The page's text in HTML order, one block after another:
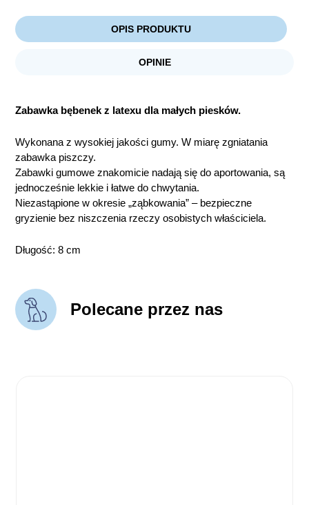
OPIS PRODUKTU
OPINIE
Zabawka bębenek z latexu dla małych piesków.
Wykonana z wysokiej jakości gumy. W miarę zgniatania
zabawka piszczy.
Zabawki gumowe znakomicie nadają się do aportowania, są
jednocześnie lekkie i łatwe do chwytania.
Niezastąpione w okresie „ząbkowania” – bezpieczne
gryzienie bez niszczenia rzeczy osobistych właściciela.
Długość: 8 cm
Polecane przez nas